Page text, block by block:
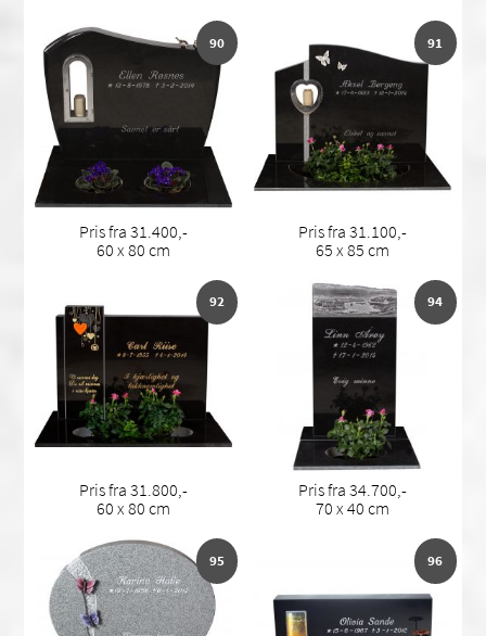
90
Pris fra 31.400,-
60 x 80 cm
91
Pris fra 31.100,-
65 x 85 cm
92
Pris fra 31.800,-
60 x 80 cm
94
Pris fra 34.700,-
70 x 40 cm
95 96